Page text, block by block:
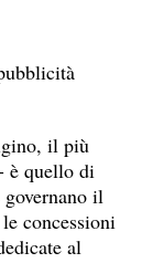
il più
è quello di
il
concessioni
al